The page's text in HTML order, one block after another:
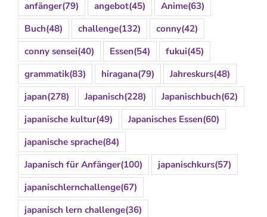
anfänger(79) angebot(45) Anime(63)
Buch(48) challenge(132) conny(42)
conny sensei(40) Essen(54) fukui(45)
grammatik(83) hiragana(79) Jahreskurs(48)
japan(278) Japanisch(228) Japanischbuch(62)
japanische kultur(49) Japanisches Essen(60)
japanische sprache(84)
Japanisch für Anfänger(100) japanischkurs(57)
japanischlernchallenge(67)
japanisch lern challenge(36)